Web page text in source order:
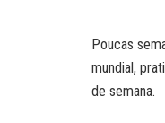
Poucas
mundial,
de semana.